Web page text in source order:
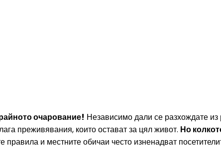
очарование! Независимо дали се разхождате
преживявания, които остават за цял живот. Но
правила и местните обичаи често изненадват